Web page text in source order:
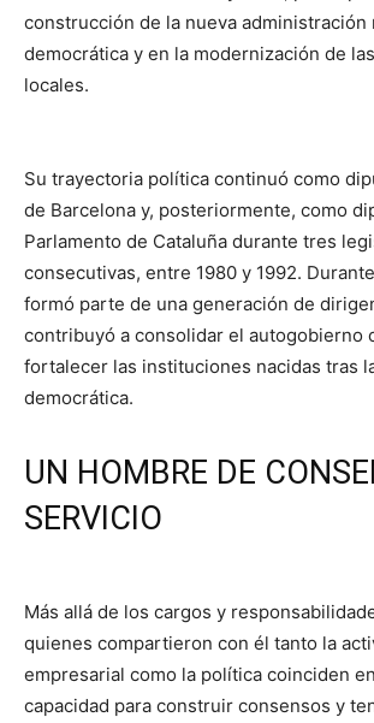
construcción de la nueva administración
democrática y en la modernización de
locales.
Su trayectoria política continuó como
de Barcelona y, posteriormente, como
Parlamento de Cataluña durante tres
consecutivas, entre 1980 y 1992.
formó parte de una generación de
contribuyó a consolidar el autogobierno
fortalecer las instituciones nacidas tras
democrática.
UN HOMBRE DE
SERVICIO
Más allá de los cargos y
quienes compartieron con él tanto la
empresarial como la política coinciden
capacidad para construir consensos y